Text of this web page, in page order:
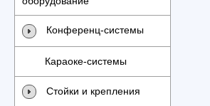
Конференц-системы
Караоке-системы
Стойки и крепления